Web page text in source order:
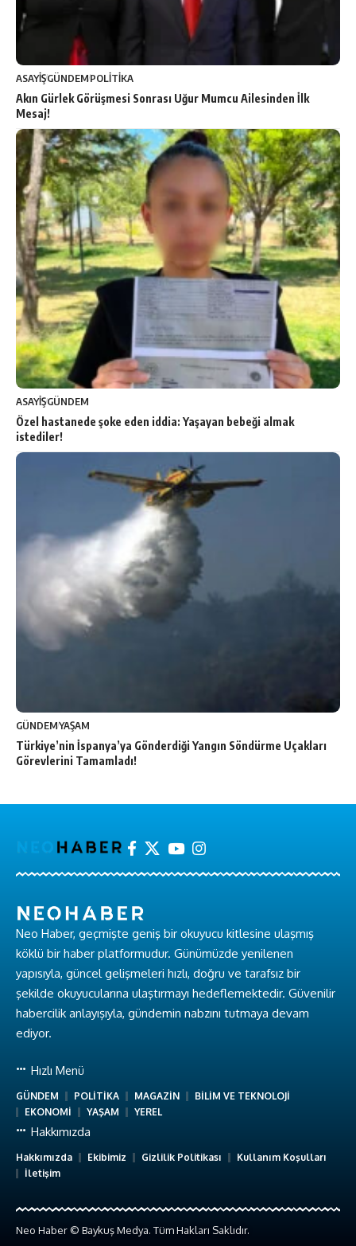
ASAYİŞGÜNDEMPOLİTİKA
Akın Gürlek Görüşmesi Sonrası Uğur Mumcu Ailesinden İlk
Mesaj!
ASAYİŞGÜNDEM
Özel hastanede şoke eden iddia: Yaşayan bebeği almak
istediler!
GÜNDEMYAŞAM
Türkiye’nin İspanya’ya Gönderdiği Yangın Söndürme Uçakları
Görevlerini Tamamladı!
Neo Haber, geçmişte geniş bir okuyucu kitlesine ulaşmış
köklü bir haber platformudur. Günümüzde yenilenen
yapısıyla, güncel gelişmeleri hızlı, doğru ve tarafsız bir
şekilde okuyucularına ulaştırmayı hedeflemektedir. Güvenilir
habercilik anlayışıyla, gündemin nabzını tutmaya devam
ediyor.
Hızlı Menü
GÜNDEM POLİTİKA MAGAZİN
BİLİM VE TEKNOLOJİ
EKONOMİ
YAŞAM YEREL
Hakkımızda
Hakkımızda Ekibimiz Gizlilik Politikası
Kullanım Koşulları
İletişim
Neo Haber © Baykuş Medya. Tüm Hakları Saklıdır.